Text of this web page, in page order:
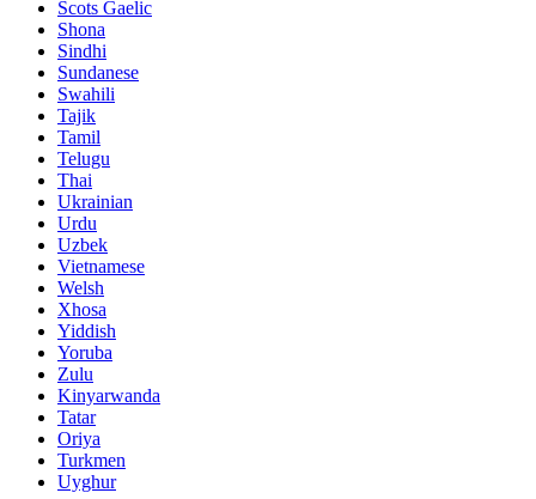
Scots Gaelic
Shona
Sindhi
Sundanese
Swahili
Tajik
Tamil
Telugu
Thai
Ukrainian
Urdu
Uzbek
Vietnamese
Welsh
Xhosa
Yiddish
Yoruba
Zulu
Kinyarwanda
Tatar
Oriya
Turkmen
Uyghur